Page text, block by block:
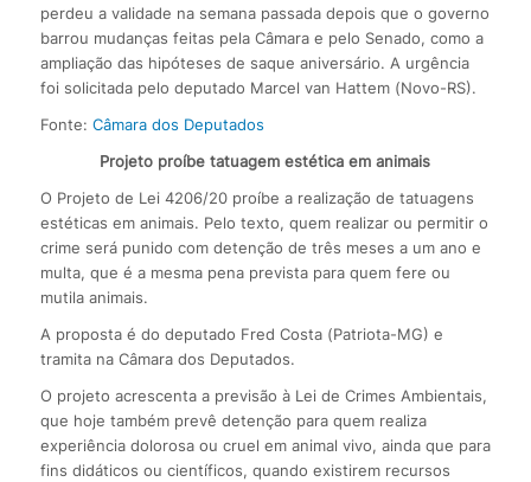
perdeu a validade na semana passada depois que o governo
barrou mudanças feitas pela Câmara e pelo Senado, como a
ampliação das hipóteses de saque aniversário. A urgência
foi solicitada pelo deputado Marcel van Hattem (Novo-RS).
Fonte: Câmara dos Deputados
Projeto proíbe tatuagem estética em animais
O Projeto de Lei 4206/20 proíbe a realização de tatuagens
estéticas em animais. Pelo texto, quem realizar ou permitir o
crime será punido com detenção de três meses a um ano e
multa, que é a mesma pena prevista para quem fere ou
mutila animais.
A proposta é do deputado Fred Costa (Patriota-MG) e
tramita na Câmara dos Deputados.
O projeto acrescenta a previsão à Lei de Crimes Ambientais,
que hoje também prevê detenção para quem realiza
experiência dolorosa ou cruel em animal vivo, ainda que para
fins didáticos ou científicos, quando existirem recursos